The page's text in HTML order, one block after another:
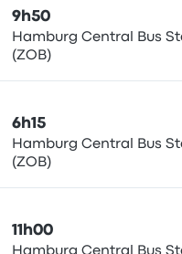
9h50
Hamburg Central Bus
(ZOB)
6h15
Hamburg Central Bus
(ZOB)
11h00
Hamburg Central Bus